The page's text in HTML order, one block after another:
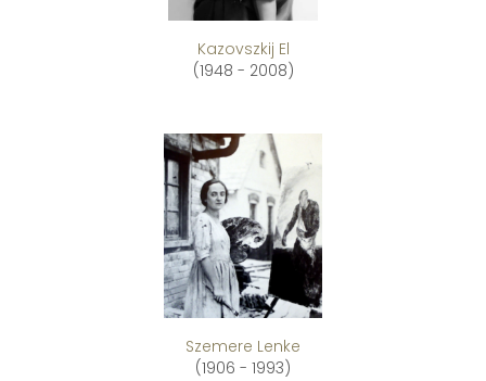
Kazovszkij El
(1948 - 2008)
Szemere Lenke
(1906 - 1993)